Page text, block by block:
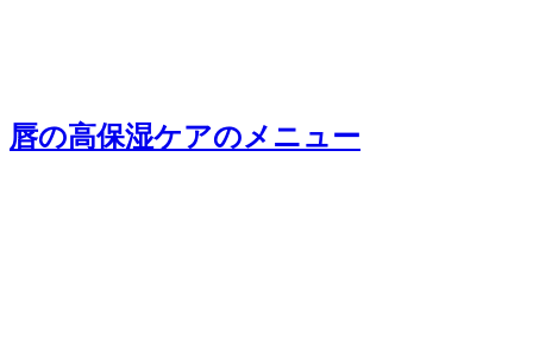
唇の高保湿ケアのメニュー